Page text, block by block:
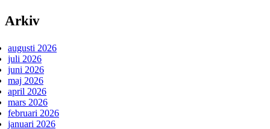
Arkiv
augusti 2026
juli 2026
juni 2026
maj 2026
april 2026
mars 2026
februari 2026
januari 2026